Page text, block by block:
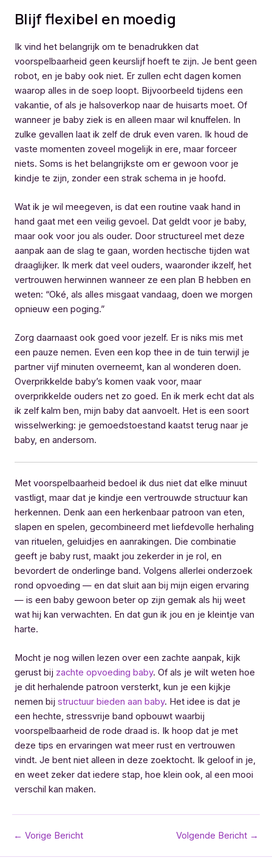
Blijf flexibel en moedig
Ik vind het belangrijk om te benadrukken dat
voorspelbaarheid geen keurslijf hoeft te zijn. Je bent geen
robot, en je baby ook niet. Er zullen echt dagen komen
waarop alles in de soep loopt. Bijvoorbeeld tijdens een
vakantie, of als je halsoverkop naar de huisarts moet. Of
wanneer je baby ziek is en alleen maar wil knuffelen. In
zulke gevallen laat ik zelf de druk even varen. Ik houd de
vaste momenten zoveel mogelijk in ere, maar forceer
niets. Soms is het belangrijkste om er gewoon voor je
kindje te zijn, zonder een strak schema in je hoofd.
Wat ik je wil meegeven, is dat een routine vaak hand in
hand gaat met een veilig gevoel. Dat geldt voor je baby,
maar ook voor jou als ouder. Door structureel met deze
aanpak aan de slag te gaan, worden hectische tijden wat
draaglijker. Ik merk dat veel ouders, waaronder ikzelf, het
vertrouwen herwinnen wanneer ze een plan B hebben en
weten: “Oké, als alles misgaat vandaag, doen we morgen
opnieuw een poging.”
Zorg daarnaast ook goed voor jezelf. Er is niks mis met
een pauze nemen. Even een kop thee in de tuin terwijl je
partner vijf minuten overneemt, kan al wonderen doen.
Overprikkelde baby’s komen vaak voor, maar
overprikkelde ouders net zo goed. En ik merk echt dat als
ik zelf kalm ben, mijn baby dat aanvoelt. Het is een soort
wisselwerking: je gemoedstoestand kaatst terug naar je
baby, en andersom.
Met voorspelbaarheid bedoel ik dus niet dat elke minuut
vastligt, maar dat je kindje een vertrouwde structuur kan
herkennen. Denk aan een herkenbaar patroon van eten,
slapen en spelen, gecombineerd met liefdevolle herhaling
van rituelen, geluidjes en aanrakingen. Die combinatie
geeft je baby rust, maakt jou zekerder in je rol, en
bevordert de onderlinge band. Volgens allerlei onderzoek
rond opvoeding — en dat sluit aan bij mijn eigen ervaring
— is een baby gewoon beter op zijn gemak als hij weet
wat hij kan verwachten. En dat gun ik jou en je kleintje van
harte.
Mocht je nog willen lezen over een zachte aanpak, kijk
gerust bij zachte opvoeding baby. Of als je wilt weten hoe
je dit herhalende patroon versterkt, kun je een kijkje
nemen bij structuur bieden aan baby. Het idee is dat je
een hechte, stressvrije band opbouwt waarbij
voorspelbaarheid de rode draad is. Ik hoop dat je met
deze tips en ervaringen wat meer rust en vertrouwen
vindt. Je bent niet alleen in deze zoektocht. Ik geloof in je,
en weet zeker dat iedere stap, hoe klein ook, al een mooi
verschil kan maken.
Bericht
← Vorige Bericht Volgende Bericht →